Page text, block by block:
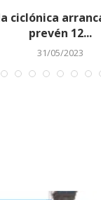
ciclónica
prevén 12...
31/05/2023